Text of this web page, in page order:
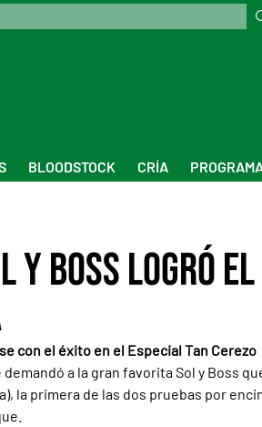
BLOODSTOCK CRÍA
y Boss logró el
con el éxito en el Especial Tan Cerezo
a la gran favorita Sol y Boss
la primera de las dos pruebas por